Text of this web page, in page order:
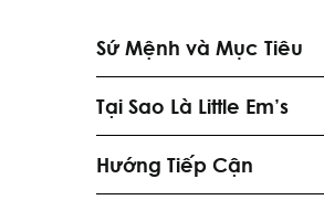
Sứ Mệnh và Mục Tiêu
Tại Sao Là Little Em’s
Hướng Tiếp Cận